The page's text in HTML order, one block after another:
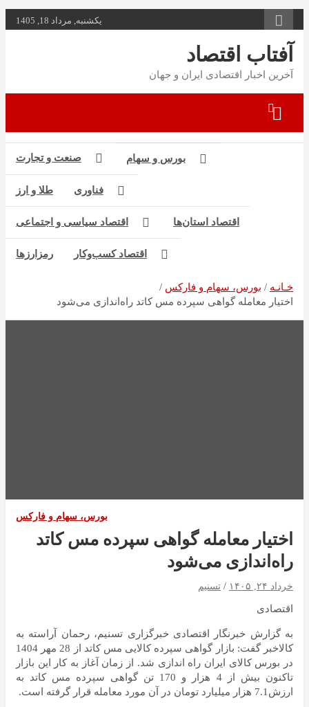
محتوا
بروید
یکشنبه, مرداد 18, 1405
آفتاب اقتصاد
آخرین اخبار اقتصادی ایران و جهان
صنعت و تجارت بورس و سهام
طلا و ارز فناوری
اقتصاد سیاسی و اجتماعی اقتصاد استان‌ها
رمزارزها اقتصاد کسب‌و‌کار
خـانـه
بورس، سهام و فارکس
اختیار معامله گواهی سپرده مس کاتد راه‌اندازی می‌شود
بورس، سهام و فارکس
اختیار معامله گواهی سپرده مس کاتد
راه‌اندازی می‌شود
خرداد ۲۴, ۱۴۰۵ تسنیم
اقتصادی
به گزارش خبرنگار اقتصادی خبرگزاری تسنیم، رحمان آراسته به
کالاخبر گفت: بازار گواهی سپرده کالایی مس کاتد از 28 مهر 1404
در بورس کالای ایران راه اندازی شد. از زمان آغاز به کار این بازار
تاکنون بیش از 4 هزار و 170 تن گواهی سپرده مس کاتد به
ارزش7.1 هزار میلیارد تومان در آن مورد معامله قرار گرفته است.